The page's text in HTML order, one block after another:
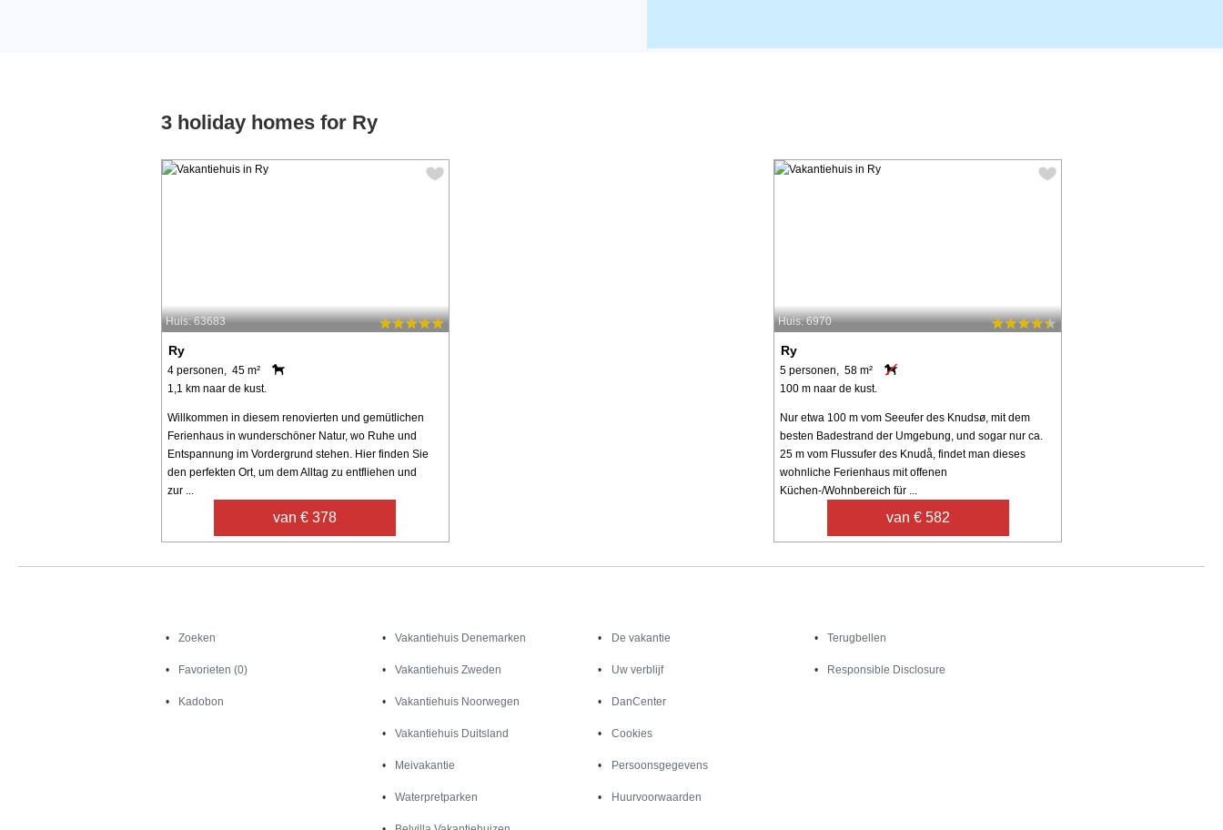
3 holiday homes for Ry
Huis: 63683
Ry
4 personen, 45 m²
1,1 km naar de kust.
Willkommen in diesem renovierten und gemütlichen
Ferienhaus in wunderschöner Natur, wo Ruhe und
Entspannung im Vordergrund stehen. Hier finden Sie
den perfekten Ort, um dem Alltag zu entfliehen und
zur ...
van € 378
Huis: 6970
Ry
5 personen, 58 m²
100 m naar de kust.
Nur etwa 100 m vom Seeufer des Knudsø, mit dem
besten Badestrand der Umgebung, und sogar nur ca.
25 m vom Flussufer des Knudå, findet man dieses
wohnliche Ferienhaus mit offenen
Küchen-/Wohnbereich für ...
van € 582
Zoeken
Favorieten (0)
Kadobon
Vakantiehuis Denemarken
Vakantiehuis Zweden
Vakantiehuis Noorwegen
Vakantiehuis Duitsland
Meivakantie
Waterpretparken
De vakantie
Uw verblijf
DanCenter
Cookies
Persoonsgegevens
Huurvoorwaarden
Terugbellen
Responsible Disclosure